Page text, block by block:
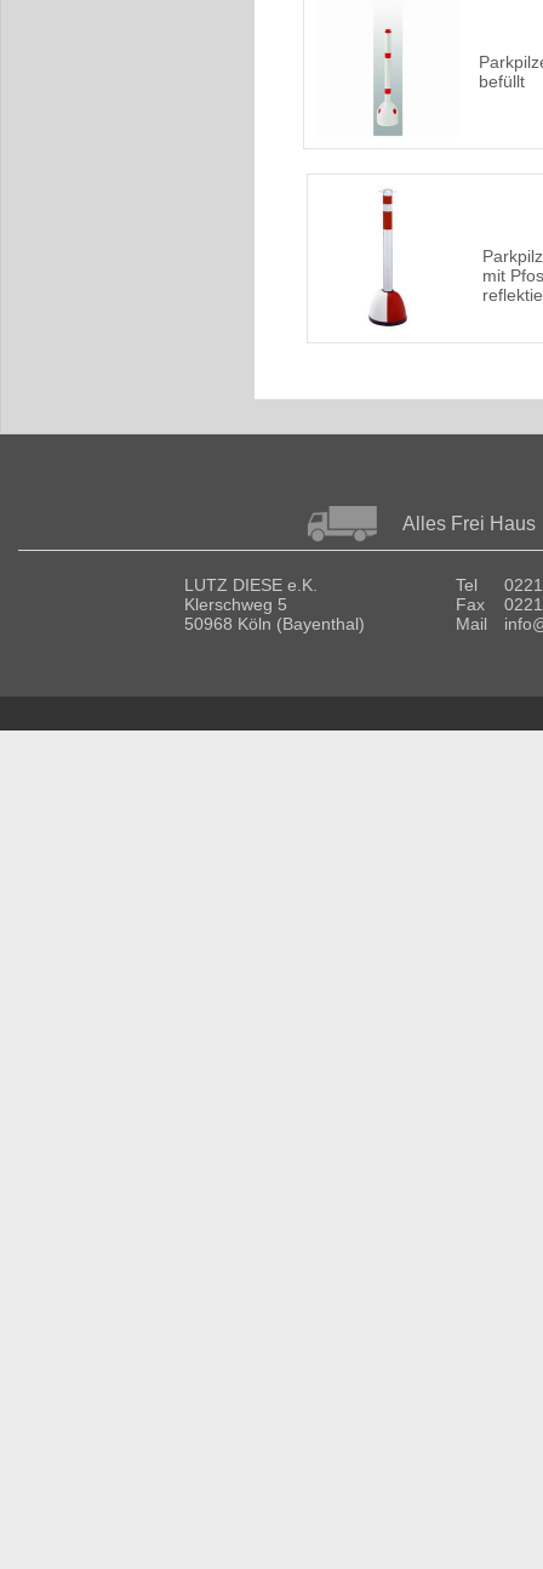
befüllt
mit
Alles Frei Haus
LUTZ DIESE e.K.
Klerschweg 5
50968 Köln (Bayenthal)
Tel
Fax
Mail